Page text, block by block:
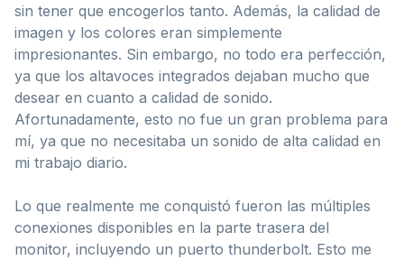
sin tener que encogerlos tanto. Además, la calidad de
imagen y los colores eran simplemente
impresionantes. Sin embargo, no todo era perfección,
ya que los altavoces integrados dejaban mucho que
desear en cuanto a calidad de sonido.
Afortunadamente, esto no fue un gran problema para
mí, ya que no necesitaba un sonido de alta calidad en
mi trabajo diario.
Lo que realmente me conquistó fueron las múltiples
conexiones disponibles en la parte trasera del
monitor, incluyendo un puerto thunderbolt. Esto me